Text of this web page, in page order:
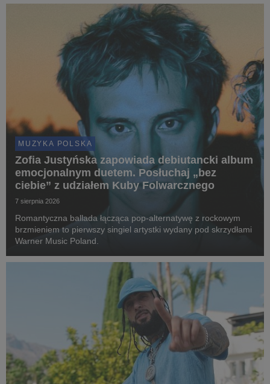
młodego twórcy.
MUZYKA POLSKA
Zofia Justyńska zapowiada debiutancki album
emocjonalnym duetem. Posłuchaj „bez
ciebie” z udziałem Kuby Folwarcznego
7 sierpnia 2026
Romantyczna ballada łącząca pop-alternatywę z rockowym
brzmieniem to pierwszy singiel artystki wydany pod skrzydłami
Warner Music Poland.